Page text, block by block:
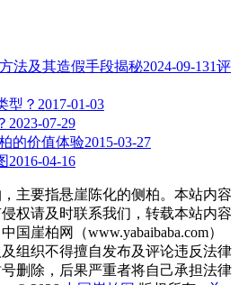
法及其造假手段揭秘2024-09-131评
型？ 2017-01-03
2023-07-29
的价值体验2015-03-27
2016-04-16
主要指悬崖陈化的侧柏。本站内容
权请及时联系我们，转载本站内容
国崖柏网（www.yabaibaba.com）
组织不得擅自发布及评论违反法律
删除，后果严重者将自己承担法律